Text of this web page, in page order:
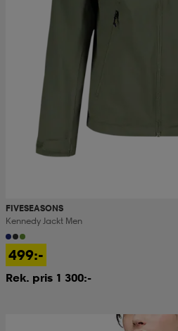
FIVESEASONS
Kennedy Jackt Men
499:-
Rek. pris 1 300:-